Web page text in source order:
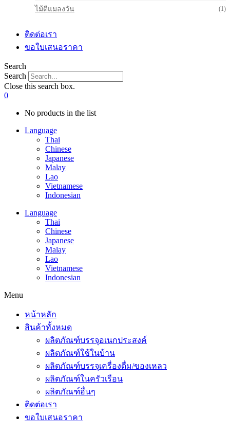
ไม้ตีแมลงวัน (1)
ติดต่อเรา
ขอใบเสนอราคา
Search
Search
Close this search box.
0
No products in the list
Language
Thai
Chinese
Japanese
Malay
Lao
Vietnamese
Indonesian
Language
Thai
Chinese
Japanese
Malay
Lao
Vietnamese
Indonesian
Menu
หน้าหลัก
สินค้าทั้งหมด
ผลิตภัณฑ์บรรจุอเนกประสงค์
ผลิตภัณฑ์ใช้ในบ้าน
ผลิตภัณฑ์บรรจุเครื่องดื่ม/ของเหลว
ผลิตภัณฑ์ในครัวเรือน
ผลิตภัณฑ์อื่นๆ
ติดต่อเรา
ขอใบเสนอราคา